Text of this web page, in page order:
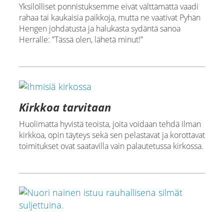
Yksilölliset ponnistuksemme eivät välttämättä vaadi
rahaa tai kaukaisia paikkoja, mutta ne vaativat Pyhän
Hengen johdatusta ja halukasta sydäntä sanoa
Herralle: ”Tässä olen, lähetä minut!”
Kirkkoa tarvitaan
Huolimatta hyvistä teoista, joita voidaan tehdä ilman
kirkkoa, opin täyteys sekä sen pelastavat ja korottavat
toimitukset ovat saatavilla vain palautetussa kirkossa.